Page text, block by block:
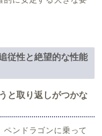
従性と絶望的な性能
と取り返しがつかな
ンドラゴンに乗って